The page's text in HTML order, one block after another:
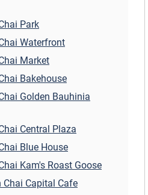
Park
Waterfront
Market
Bakehouse
Golden Bauhinia
Central Plaza
Blue House
Kam's Roast Goose
Chai Capital Cafe